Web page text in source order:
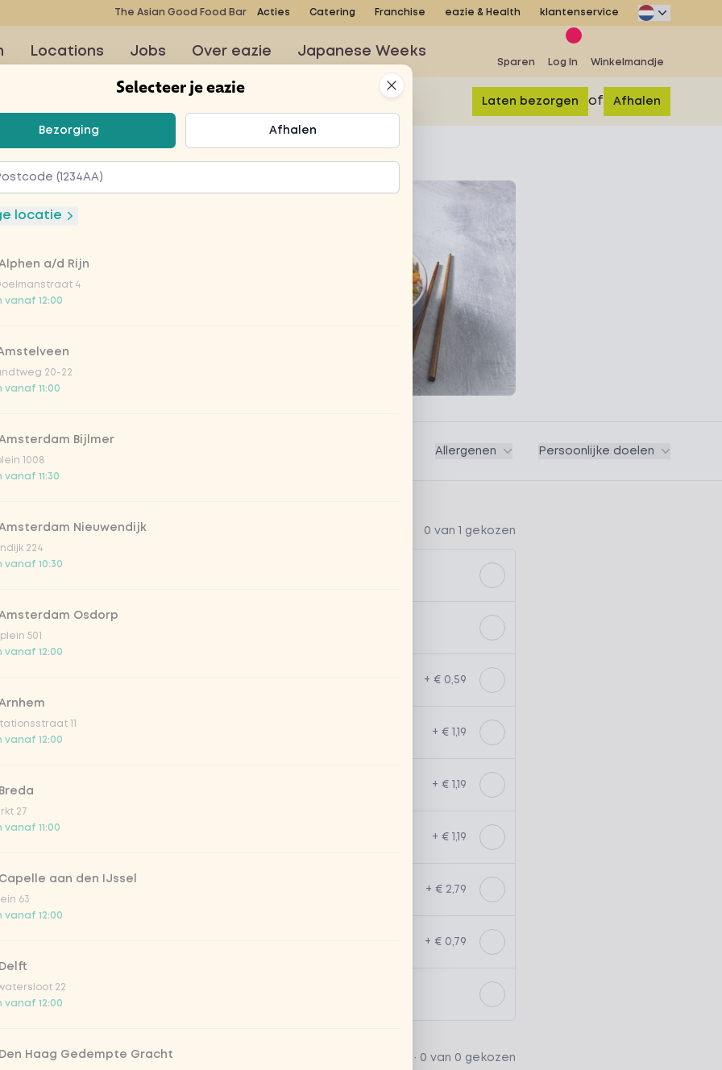
The Asian Good Food Bar Acties Catering Franchise eazie & Health klantenservice
Locations Jobs Over eazie Japanese Weeks
Sparen Log In Winkelmandje
Laten bezorgen of Afhalen
tikka
knoflook, munt,
met de zachte kipfilet
smaaksensatie.
Allergenen Persoonlijke doelen
0 van 1 gekozen
sticky) + € 0,59
+ € 1,19
+ € 1,19
noedels + € 1,19
+ € 2,79
+ € 0,79
(80g extra groenten)
Optioneel · 0 van 0 gekozen
Close
Selecteer je eazie
Bezorging Afhalen
locatie
a/d Rijn
4
vanaf 12:00
20-22
11:00
Bijlmer
1008
11:30
Nieuwendijk
224
vanaf 10:30
Osdorp
501
vanaf 12:00
11
vanaf 12:00
27
11:00
aan den IJssel
63
vanaf 12:00
22
vanaf 12:00
Haag Gedempte Gracht